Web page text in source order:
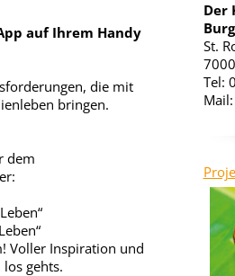
auf Ihrem Handy
die mit
bringen.
dem
Voller Inspiration und
gehts.
Der
St.
Tel:
Mail: